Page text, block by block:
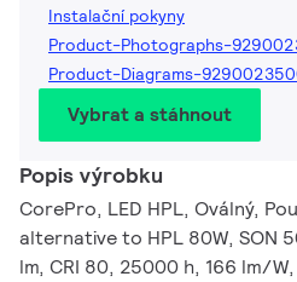
Instalační pokyny
Product-Photographs-
Product-Diagrams-
Vybrat a stáhnout
Popis výrobku
CorePro, LED HPL, Oválný,
alternative to HPL 80W, SON
lm, CRI 80, 25000 h, 166 lm/W,